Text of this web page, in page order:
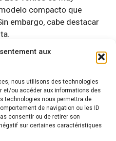
aux
nous utilisons des technologies
et/ou accéder aux informations des
technologies nous permettra de
de navigation ou les ID
consentir ou de retirer son
sur certaines caractéristiques
compacto que
embargo, cabe destacar
cancelas batientes